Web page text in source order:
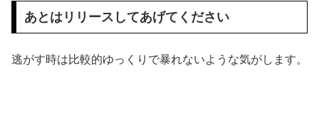
あとはリリースしてあげてください
逃がす時は比較的ゆっくりで暴れないような気がします。